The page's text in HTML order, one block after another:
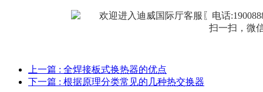
扫一扫，微信公
上一篇 : 全焊接板式换热器的优点
下一篇 : 根据原理分类常见的几种热交换器